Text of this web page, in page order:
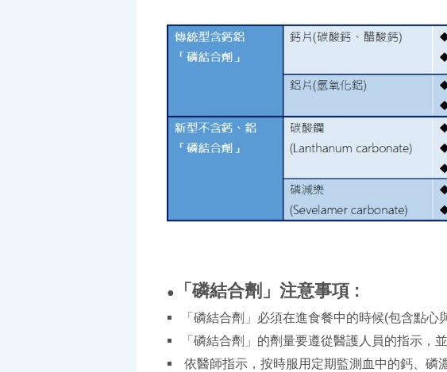
● 「磷結合劑」注意事項 :
「磷結合劑」必須在進食餐中的時候(包含點心
「磷結合劑」的劑量要遵從醫護人員的指示，
依醫師指示，按時服用定期監測血中的鈣、磷